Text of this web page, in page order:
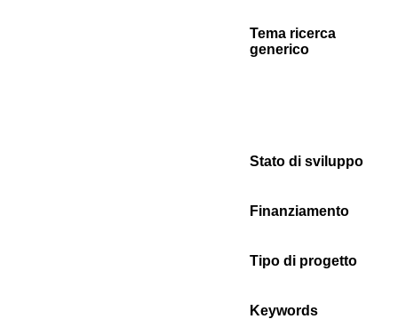
Tema ricerca
generico
Stato di sviluppo
Finanziamento
Tipo di progetto
Keywords